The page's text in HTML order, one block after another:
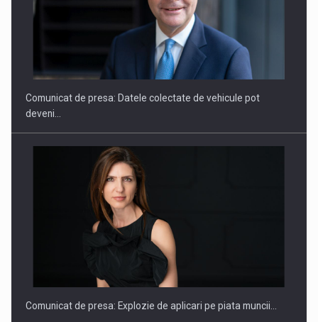
ROOTED IN ROMANIA, BUILT TO DELIVER TECHNOLOGY FOR
PUTTING ROMANIAN CORPORATE COMPANIES ON THE
INTERNATIONAL BUSINESS SCENE
Comunicat de presa: Datele colectate de vehicule pot
deveni…
Comunicat de presa: Explozie de aplicari pe piata muncii…